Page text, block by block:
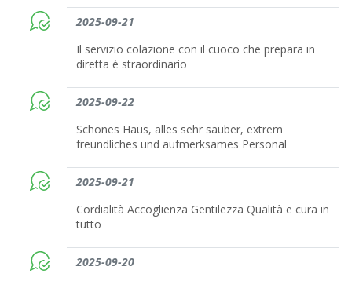
2025-09-21
Il servizio colazione con il cuoco che prepara in
diretta è straordinario
2025-09-22
Schönes Haus, alles sehr sauber, extrem
freundliches und aufmerksames Personal
2025-09-21
Cordialità Accoglienza Gentilezza Qualità e cura in
tutto
2025-09-20